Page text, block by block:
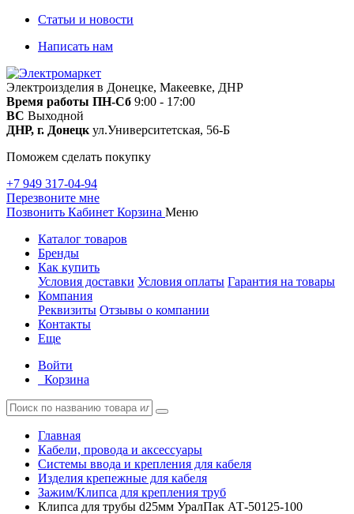
Статьи и новости
Написать нам
Электроизделия в Донецке, Макеевке, ДНР
Время работы ПН-Сб 9:00 - 17:00
ВС Выходной
ДНР, г. Донецк ул.Университетская, 56-Б
Поможем сделать покупку
+7 949 317-04-94
Перезвоните мне
Позвонить Кабинет Корзина Меню
Каталог товаров
Бренды
Как купить
Условия доставки Условия оплаты Гарантия на товары
Компания
Реквизиты Отзывы о компании
Контакты
Еще
Войти
Корзина
Главная
Кабели, провода и аксессуары
Системы ввода и крепления для кабеля
Изделия крепежные для кабеля
Зажим/Клипса для крепления труб
Клипса для трубы d25мм УралПак АТ-50125-100